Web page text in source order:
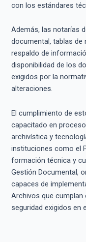
con los estándares
Además, las notarías
documental, tablas de
respaldo de
disponibilidad de los
exigidos por la
alteraciones.
El cumplimiento de
capacitado en
archivística y
instituciones como el
formación técnica y
Gestión Documental,
capaces de
Archivos que cumplan
seguridad exigidos en